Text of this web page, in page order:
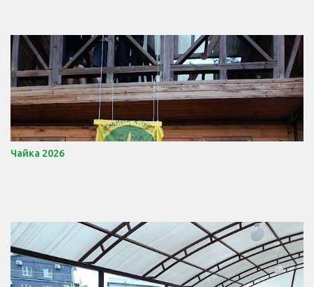
Чайка 2026